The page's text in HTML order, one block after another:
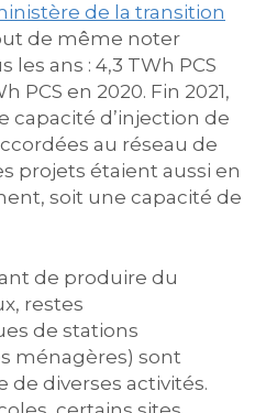
de la transition
de même noter
ans : 4,3 TWh PCS
PCS en 2020. Fin 2021,
capacité d’injection de
au réseau de
projets étaient aussi en
soit une capacité de
de produire du
restes
de stations
ménagères) sont
de diverses activités.